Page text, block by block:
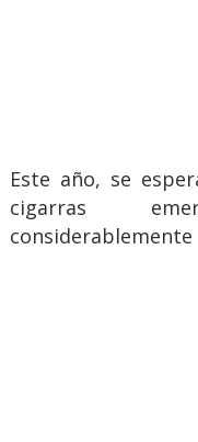
Este año, se
cigarras